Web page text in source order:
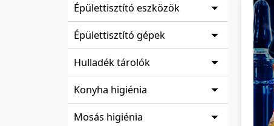
Épülettisztító eszközök
Épülettisztító gépek
Hulladék tárolók
Konyha higiénia
Mosás higiénia